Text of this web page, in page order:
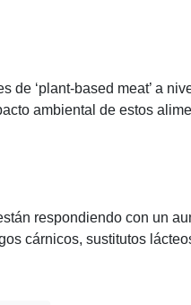
‘plant-based meat’ a
ambiental de estos
respondiendo con un
cárnicos, sustitutos